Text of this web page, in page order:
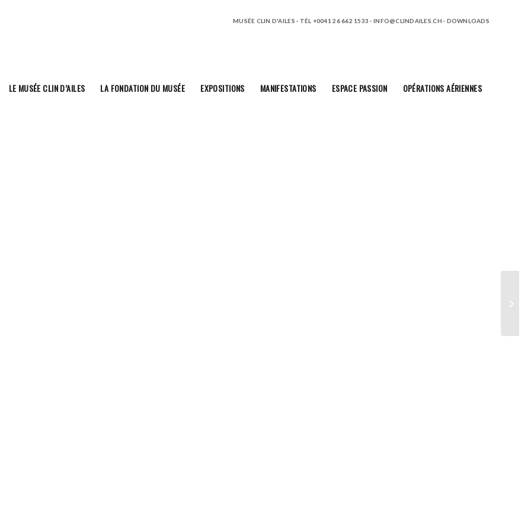
MUSÉE CLIN D'AILES · TÉL +0041 26 662 1533 · INFO@CLINDAILES.CH · DOWNLOADS
LE MUSÉE CLIN D’AILES LA FONDATION DU MUSÉE EXPOSITIONS MANIFESTATIONS ESPACE PASSION OPÉRATIONS AÉRIENNES